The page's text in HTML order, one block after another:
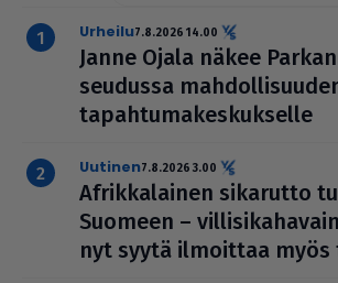
urheilu7.8.2026 14.00
Janne Ojala näkee
seu­dussa
tapah­tu­ma­kes­kuk­selle
uutinen7.8.2026 3.00
Afrik­ka­lai­nen sikarutto
Suomeen –
nyt syytä ilmoittaa myös